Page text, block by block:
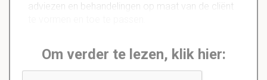
adviezen en behandelingen op maat van de cliënt
Om verder te lezen, klik hier: